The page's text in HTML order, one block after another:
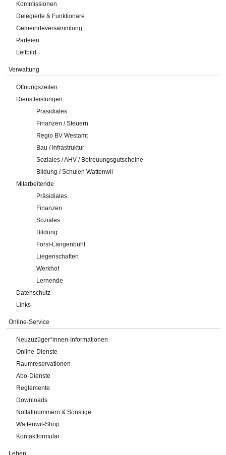
Kommissionen
Delegierte & Funktionäre
Gemeindeversammlung
Parteien
Leitbild
Verwaltung
Öffnungszeiten
Dienstleistungen
Präsidiales
Finanzen / Steuern
Regio BV Westamt
Bau / Infrastruktur
Soziales / AHV / Betreuungsgutscheine
Bildung / Schulen Wattenwil
Mitarbeitende
Präsidiales
Finanzen
Soziales
Bildung
Forst-Längenbühl
Liegenschaften
Werkhof
Lernende
Datenschutz
Links
Online-Service
Neuzuzüger*innen-Informationen
Online-Dienste
Raumreservationen
Abo-Dienste
Reglemente
Downloads
Notfallnummern & Sonstige
Wattenwil-Shop
Kontaktformular
Leben